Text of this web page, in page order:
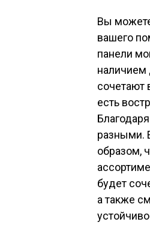
Вы
вашего
панели
наличием
сочетают
есть
разными.
образом,
будет
а также